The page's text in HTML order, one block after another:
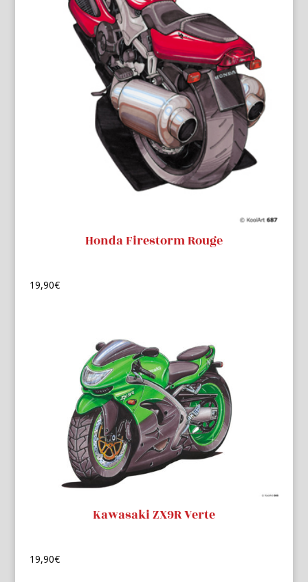
Honda Firestorm Rouge
19,90€
Kawasaki ZX9R Verte
19,90€